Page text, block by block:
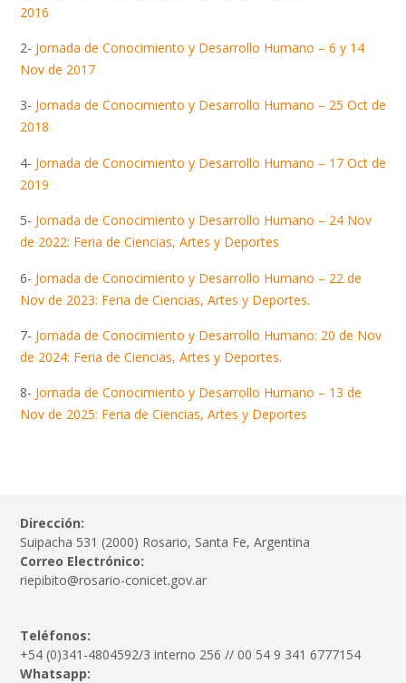
2016
2- Jornada de Conocimiento y Desarrollo Humano – 6 y 14
Nov de 2017
3- Jornada de Conocimiento y Desarrollo Humano – 25 Oct de
2018
4- Jornada de Conocimiento y Desarrollo Humano – 17 Oct de
2019
5- Jornada de Conocimiento y Desarrollo Humano – 24 Nov
de 2022: Feria de Ciencias, Artes y Deportes
6- Jornada de Conocimiento y Desarrollo Humano – 22 de
Nov de 2023: Feria de Ciencias, Artes y Deportes.
7- Jornada de Conocimiento y Desarrollo Humano: 20 de Nov
de 2024: Feria de Ciencias, Artes y Deportes.
8- Jornada de Conocimiento y Desarrollo Humano – 13 de
Nov de 2025: Feria de Ciencias, Artes y Deportes
Dirección:
Suipacha 531 (2000) Rosario, Santa Fe, Argentina
Correo Electrónico:
riepibito@rosario-conicet.gov.ar
Teléfonos:
+54 (0)341-4804592/3 interno 256 // 00 54 9 341 6777154
Whatsapp: